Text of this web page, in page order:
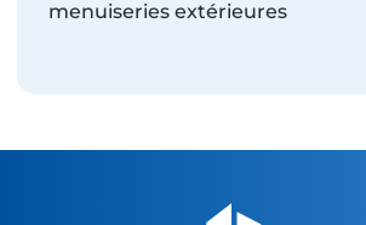
menuiseries extérieures